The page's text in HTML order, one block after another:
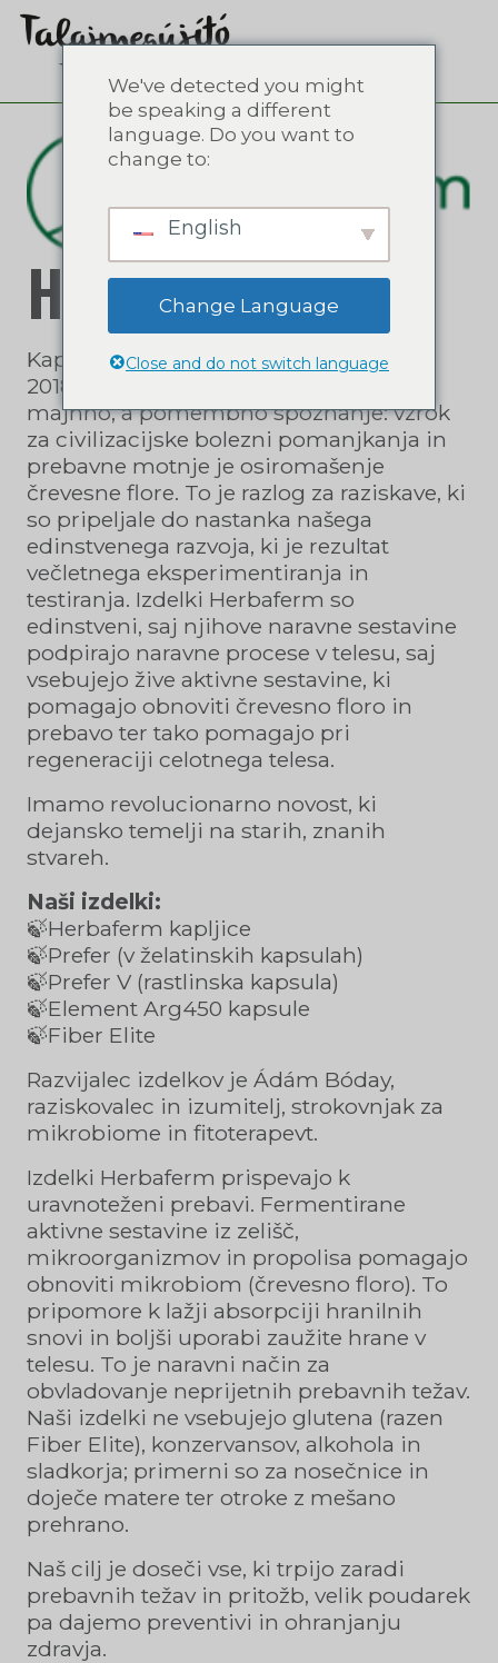
Herbaferm
Kapljice Herbaferm so na trgu od leta
2018. Osnova za nastanek kapljic je
majhno, a pomembno spoznanje: vzrok
za civilizacijske bolezni pomanjkanja in
prebavne motnje je osiromašenje
črevesne flore. To je razlog za raziskave, ki
so pripeljale do nastanka našega
edinstvenega razvoja, ki je rezultat
večletnega eksperimentiranja in
testiranja. Izdelki Herbaferm so
edinstveni, saj njihove naravne sestavine
podpirajo naravne procese v telesu, saj
vsebujejo žive aktivne sestavine, ki
pomagajo obnoviti črevesno floro in
prebavo ter tako pomagajo pri
regeneraciji celotnega telesa.
Imamo revolucionarno novost, ki
dejansko temelji na starih, znanih
stvareh.
Naši izdelki:
🍃Herbaferm kapljice
🍃Prefer (v želatinskih kapsulah)
🍃Prefer V (rastlinska kapsula)
🍃Element Arg450 kapsule
🍃Fiber Elite
Razvijalec izdelkov je Ádám Bóday,
raziskovalec in izumitelj, strokovnjak za
mikrobiome in fitoterapevt.
Izdelki Herbaferm prispevajo k
uravnoteženi prebavi. Fermentirane
aktivne sestavine iz zelišč,
mikroorganizmov in propolisa pomagajo
obnoviti mikrobiom (črevesno floro). To
pripomore k lažji absorpciji hranilnih
snovi in boljši uporabi zaužite hrane v
telesu. To je naravni način za
obvladovanje neprijetnih prebavnih težav.
Naši izdelki ne vsebujejo glutena (razen
Fiber Elite), konzervansov, alkohola in
sladkorja; primerni so za nosečnice in
doječe matere ter otroke z mešano
prehrano.
Naš cilj je doseči vse, ki trpijo zaradi
prebavnih težav in pritožb, velik poudarek
pa dajemo preventivi in ohranjanju
zdravja.
We've detected you might
be speaking a different
language. Do you want to
change to:
English
Change Language
Close and do not switch language